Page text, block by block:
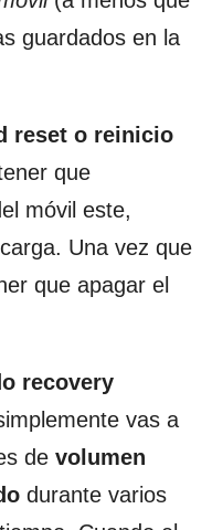
guardados en la
reset o reinicio
que
móvil este,
Una vez que
que apagar el
recovery
vas a
de volumen
durante varios